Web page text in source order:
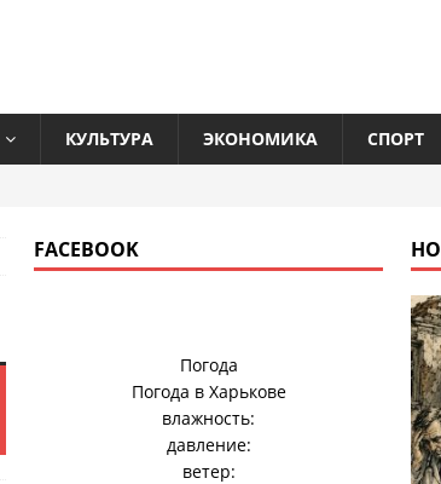
КУЛЬТУРА ЭКОНОМИКА СПОРТ
FACEBOOK
Погода
Погода в Харькове
влажность:
давление:
ветер: